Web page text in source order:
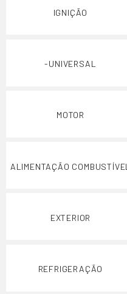
IGNIÇÃO
-UNIVERSAL
MOTOR
ALIMENTAÇÃO COMBUSTÍVEL
EXTERIOR
REFRIGERAÇÃO